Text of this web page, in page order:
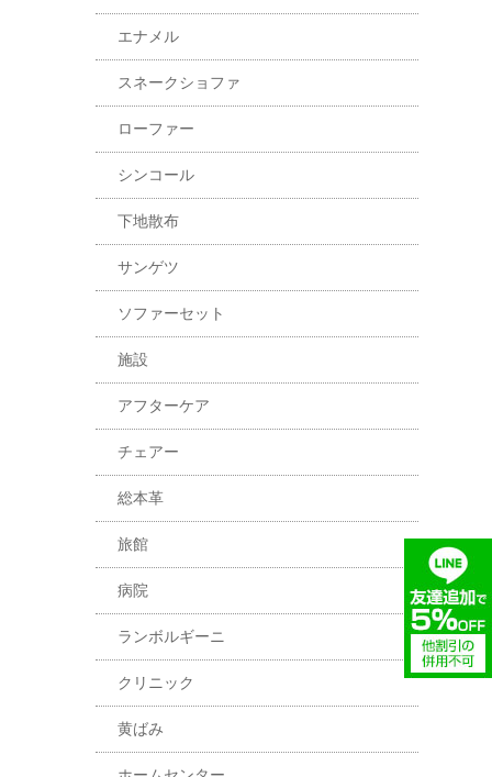
エナメル
スネークショファ
ローファー
シンコール
下地散布
サンゲツ
ソファーセット
施設
アフターケア
チェアー
総本革
旅館
病院
ランボルギーニ
クリニック
黄ばみ